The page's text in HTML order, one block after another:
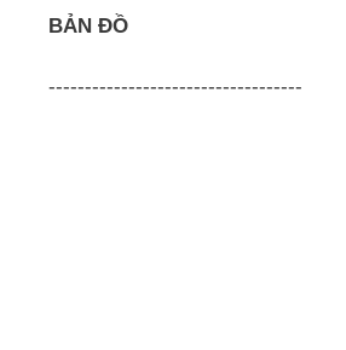
BẢN ĐỒ
-----------------------------------